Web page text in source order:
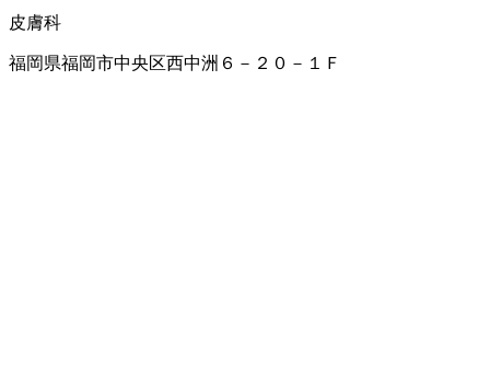
皮膚科
福岡県福岡市中央区西中洲６－２０－１Ｆ